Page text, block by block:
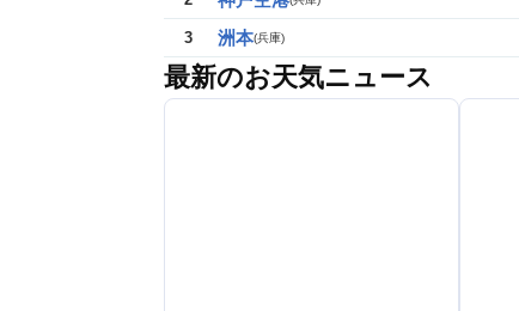
3 洲本(兵庫)
最新のお天気ニュース